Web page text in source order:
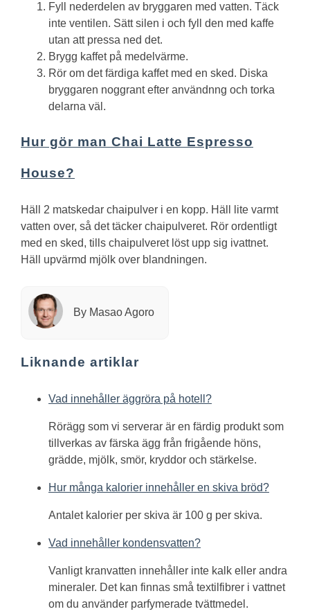
Fyll nederdelen av bryggaren med vatten. Täck
inte ventilen. Sätt silen i och fyll den med kaffe
utan att pressa ned det.
Brygg kaffet på medelvärme.
Rör om det färdiga kaffet med en sked. Diska
bryggaren noggrant efter användnng och torka
delarna väl.
Hur gör man Chai Latte Espresso
House?
Häll 2 matskedar chaipulver i en kopp. Häll lite varmt
vatten over, så det täcker chaipulveret. Rör ordentligt
med en sked, tills chaipulveret löst upp sig ivattnet.
Häll upvärmd mjölk over blandningen.
By Masao Agoro
Liknande artiklar
Vad innehåller äggröra på hotell?
Rörägg som vi serverar är en färdig produkt som
tillverkas av färska ägg från frigående höns,
grädde, mjölk, smör, kryddor och stärkelse.
Hur många kalorier innehåller en skiva bröd?
Antalet kalorier per skiva är 100 g per skiva.
Vad innehåller kondensvatten?
Vanligt kranvatten innehåller inte kalk eller andra
mineraler. Det kan finnas små textilfibrer i vattnet
om du använder parfymerade tvättmedel.